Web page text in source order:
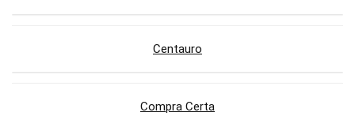
Centauro
Compra Certa